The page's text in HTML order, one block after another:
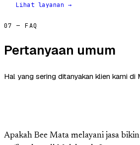
Lihat layanan →
07 — FAQ
Pertanyaan umum
Hal yang sering ditanyakan klien kami di
Apakah Bee Mata melayani jasa